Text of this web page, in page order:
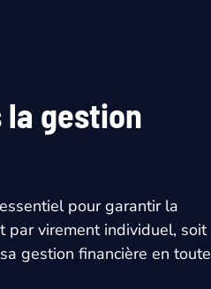
la gestion
pour garantir la
par virement individuel, soit
gestion financière en toute